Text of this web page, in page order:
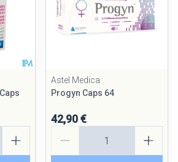
Astel Medica
Progyn Caps 64
42,90 €